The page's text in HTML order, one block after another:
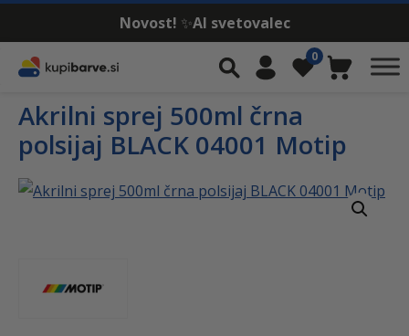
Novost! ✨AI svetovalec
Skip to content
IskalnikMoj račun
Seznam želja
0
Košarica
Akrilni sprej 500ml črna
polsijaj BLACK 04001 Motip